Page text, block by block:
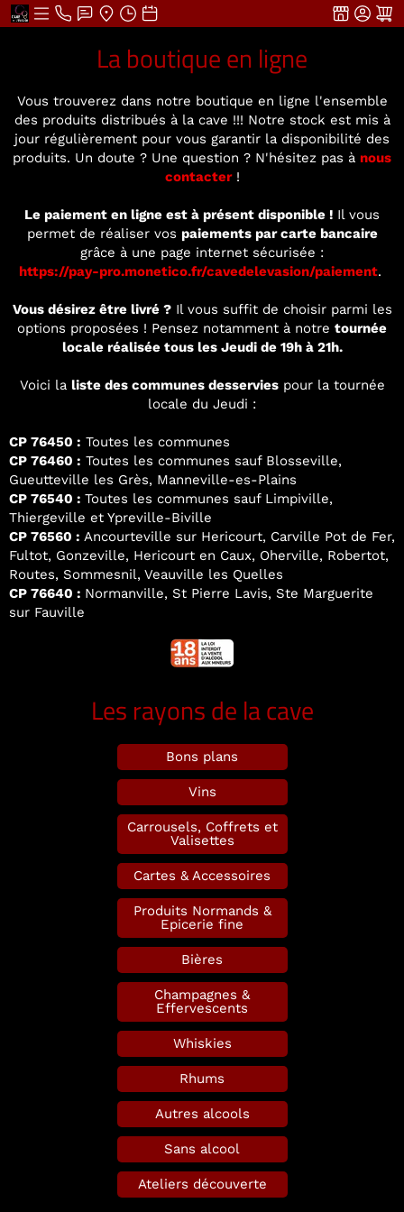
La boutique en ligne
Vous trouverez dans notre boutique en ligne l'ensemble
des produits distribués à la cave !!! Notre stock est mis à
jour régulièrement pour vous garantir la disponibilité des
produits. Un doute ? Une question ? N'hésitez pas à nous
contacter!
Le paiement en ligne est à présent disponible ! Il vous
permet de réaliser vos paiements par carte bancaire
grâce à une page internet sécurisée :
https://pay-pro.monetico.fr/cavedelevasion/paiement.
Vous désirez être livré ?Il vous suffit de choisir parmi les
options proposées ! Pensez notamment à notre tournée
locale réalisée tous les Jeudi de 19h à 21h.
Voici la liste des communes desserviespour la tournée
locale du Jeudi :
CP 76450 : Toutes les communes
CP 76460 : Toutes les communes sauf Blosseville,
Gueutteville les Grès, Manneville-es-Plains
CP 76540 : Toutes les communes sauf Limpiville,
Thiergeville et Ypreville-Biville
CP 76560 : Ancourteville sur Hericourt, Carville Pot de Fer,
Fultot, Gonzeville, Hericourt en Caux, Oherville, Robertot,
Routes, Sommesnil, Veauville les Quelles
CP 76640 : Normanville, St Pierre Lavis, Ste Marguerite
sur Fauville
Les rayons de la cave
Bons plans
Vins
Carrousels, Coffrets et
Valisettes
Cartes & Accessoires
Produits Normands &
Epicerie fine
Bières
Champagnes &
Effervescents
Whiskies
Rhums
Autres alcools
Sans alcool
Ateliers découverte